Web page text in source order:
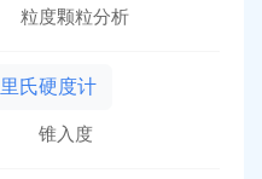
粒度颗粒分析
里氏硬度计
锥入度